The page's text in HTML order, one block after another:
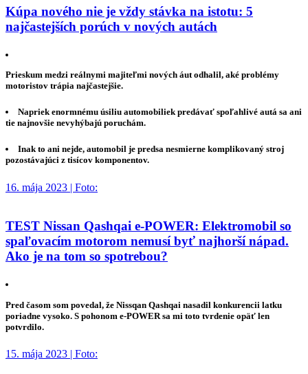
Kúpa nového nie je vždy stávka na istotu: 5
najčastejších porúch v nových autách
Prieskum medzi reálnymi majiteľmi nových áut odhalil, aké problémy
motoristov trápia najčastejšie.
Napriek enormnému úsiliu automobiliek predávať spoľahlivé autá sa ani
tie najnovšie nevyhýbajú poruchám.
Inak to ani nejde, automobil je predsa nesmierne komplikovaný stroj
pozostávajúci z tisícov komponentov.
16. mája 2023 | Foto:
TEST Nissan Qashqai e-POWER: Elektromobil so
spaľovacím motorom nemusí byť najhorší nápad.
Ako je na tom so spotrebou?
Pred časom som povedal, že Nissqan Qashqai nasadil konkurencii latku
poriadne vysoko. S pohonom e-POWER sa mi toto tvrdenie opäť len
potvrdilo.
15. mája 2023 | Foto: